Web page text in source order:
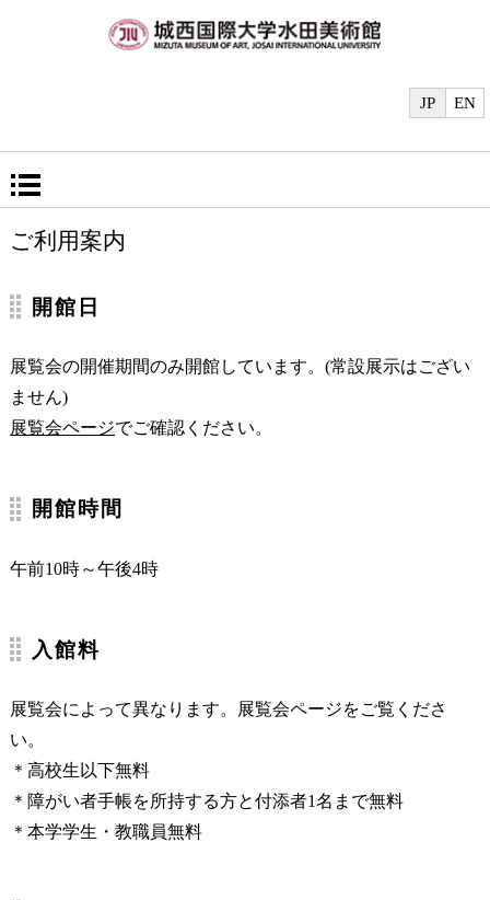
EN
JP
ご利用案内
開館日
展覧会の開催期間のみ開館しています。(常設展示はござい
ません)
展覧会ページでご確認ください。
開館時間
午前10時～午後4時
入館料
展覧会によって異なります。展覧会ページをご覧くださ
い。
＊高校生以下無料
＊障がい者手帳を所持する方と付添者1名まで無料
＊本学学生・教職員無料